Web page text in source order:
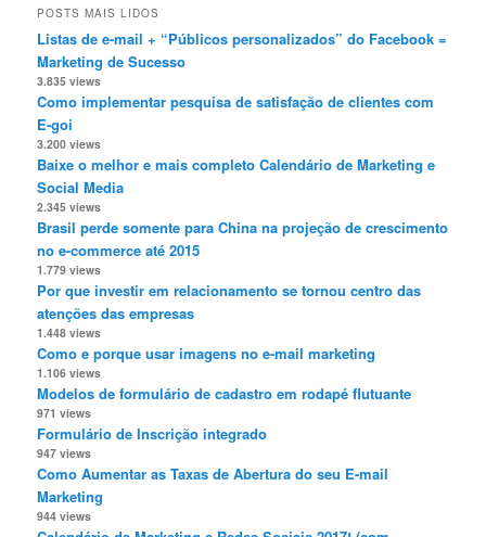
POSTS MAIS LIDOS
Listas de e-mail + “Públicos personalizados” do Facebook =
Marketing de Sucesso
3.835 views
Como implementar pesquisa de satisfação de clientes com
E-goi
3.200 views
Baixe o melhor e mais completo Calendário de Marketing e
Social Media
2.345 views
Brasil perde somente para China na projeção de crescimento
no e-commerce até 2015
1.779 views
Por que investir em relacionamento se tornou centro das
atenções das empresas
1.448 views
Como e porque usar imagens no e-mail marketing
1.106 views
Modelos de formulário de cadastro em rodapé flutuante
971 views
Formulário de Inscrição integrado
947 views
Como Aumentar as Taxas de Abertura do seu E-mail
Marketing
944 views